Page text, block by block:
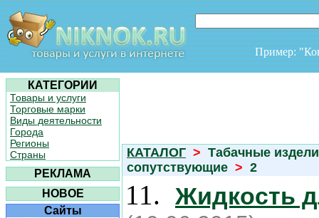
Пример:
КАТЕГОРИИ
Товары и услуги
Торговые марки
Виды деятельности
Города
Регионы
Страны
РЕКЛАМА
НОВОЕ
Сайты
КАТАЛОГ > Табачные
сопутствующие > 2
11. Жидкость